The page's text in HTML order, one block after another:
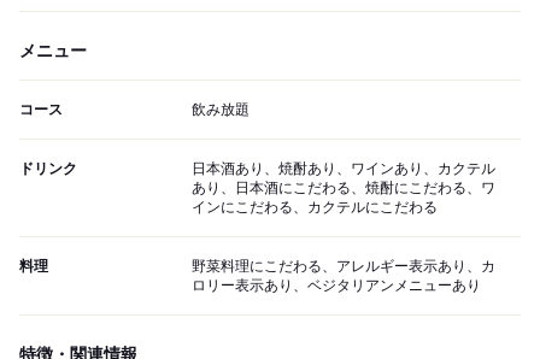
メニュー
コース 飲み放題
ドリンク
日本酒あり、焼酎あり、ワインあり、カクテル
あり、日本酒にこだわる、焼酎にこだわる、ワ
インにこだわる、カクテルにこだわる
料理
野菜料理にこだわる、アレルギー表示あり、カ
ロリー表示あり、ベジタリアンメニューあり
特徴・関連情報